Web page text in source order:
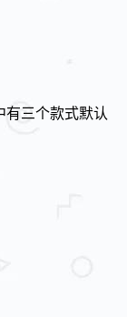
有三个款式默认